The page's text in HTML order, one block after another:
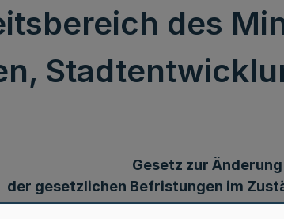
des
Gesetz zur Änderung
der gesetzlichen Befristungen im
des Ministeriums für Bauen, Wohnen,